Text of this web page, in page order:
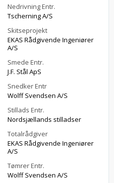
Nedrivning Entr.
Tscherning A/S
Skitseprojekt
EKAS Rådgivende Ingeniører
A/S
Smede Entr.
J.F. Stål ApS
Snedker Entr
Wolff Svendsen A/S
Stillads Entr.
Nordsjællands stilladser
Totalrådgiver
EKAS Rådgivende Ingeniører
A/S
Tømrer Entr.
Wolff Svendsen A/S